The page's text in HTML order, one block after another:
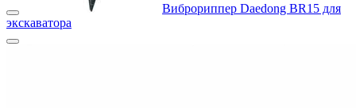
Виброриппер Daedong BR15 для
экскаватора